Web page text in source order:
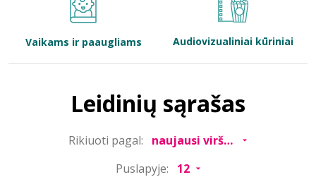
Bibliotekoms
Vaikams ir paaugliams Audiovizualiniai kūriniai
Leidinių sąrašas
Rikiuoti pagal:
Puslapyje: